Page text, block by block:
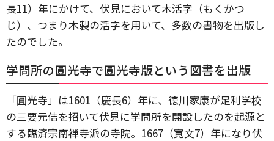
長11）年にかけて、伏見において木活字（もくかつ
じ）、つまり木製の活字を用いて、多数の書物を出版し
たのでした。
学問所の圓光寺で圓光寺版という図書を出版
「圓光寺」は1601（慶長6）年に、徳川家康が足利学校
の三要元佶を招いて伏見に学問所を開設したのを起源と
する臨済宗南禅寺派の寺院。1667（寛文7）年になり伏